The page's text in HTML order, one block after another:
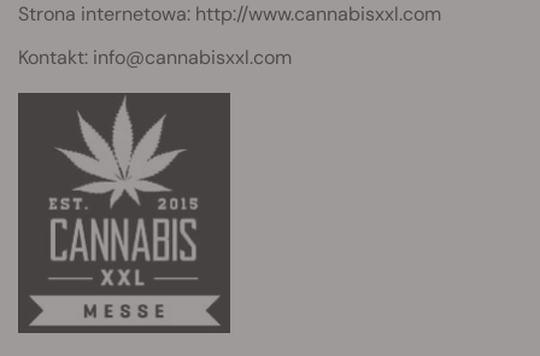
Strona internetowa: http://www.cannabisxxl.com
Kontakt: info@cannabisxxl.com